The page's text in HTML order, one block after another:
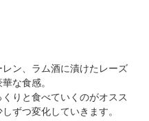
ン、ラム酒に漬けたレーズ
な食感。
りと食べていくのがオスス
ずつ変化していきます。